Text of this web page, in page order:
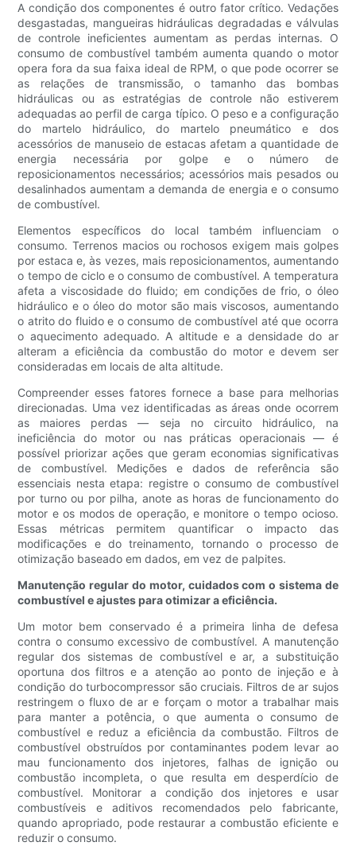
A condição dos componentes é outro fator crítico. Vedações
desgastadas, mangueiras hidráulicas degradadas e válvulas
de controle ineficientes aumentam as perdas internas. O
consumo de combustível também aumenta quando o motor
opera fora da sua faixa ideal de RPM, o que pode ocorrer se
as relações de transmissão, o tamanho das bombas
hidráulicas ou as estratégias de controle não estiverem
adequadas ao perfil de carga típico. O peso e a configuração
do martelo hidráulico, do martelo pneumático e dos
acessórios de manuseio de estacas afetam a quantidade de
energia necessária por golpe e o número de
reposicionamentos necessários; acessórios mais pesados ​​ou
desalinhados aumentam a demanda de energia e o consumo
de combustível.
Elementos específicos do local também influenciam o
consumo. Terrenos macios ou rochosos exigem mais golpes
por estaca e, às vezes, mais reposicionamentos, aumentando
o tempo de ciclo e o consumo de combustível. A temperatura
afeta a viscosidade do fluido; em condições de frio, o óleo
hidráulico e o óleo do motor são mais viscosos, aumentando
o atrito do fluido e o consumo de combustível até que ocorra
o aquecimento adequado. A altitude e a densidade do ar
alteram a eficiência da combustão do motor e devem ser
consideradas em locais de alta altitude.
Compreender esses fatores fornece a base para melhorias
direcionadas. Uma vez identificadas as áreas onde ocorrem
as maiores perdas — seja no circuito hidráulico, na
ineficiência do motor ou nas práticas operacionais — é
possível priorizar ações que geram economias significativas
de combustível. Medições e dados de referência são
essenciais nesta etapa: registre o consumo de combustível
por turno ou por pilha, anote as horas de funcionamento do
motor e os modos de operação, e monitore o tempo ocioso.
Essas métricas permitem quantificar o impacto das
modificações e do treinamento, tornando o processo de
otimização baseado em dados, em vez de palpites.
Manutenção regular do motor, cuidados com o sistema de
combustível e ajustes para otimizar a eficiência.
Um motor bem conservado é a primeira linha de defesa
contra o consumo excessivo de combustível. A manutenção
regular dos sistemas de combustível e ar, a substituição
oportuna dos filtros e a atenção ao ponto de injeção e à
condição do turbocompressor são cruciais. Filtros de ar sujos
restringem o fluxo de ar e forçam o motor a trabalhar mais
para manter a potência, o que aumenta o consumo de
combustível e reduz a eficiência da combustão. Filtros de
combustível obstruídos por contaminantes podem levar ao
mau funcionamento dos injetores, falhas de ignição ou
combustão incompleta, o que resulta em desperdício de
combustível. Monitorar a condição dos injetores e usar
combustíveis e aditivos recomendados pelo fabricante,
quando apropriado, pode restaurar a combustão eficiente e
reduzir o consumo.